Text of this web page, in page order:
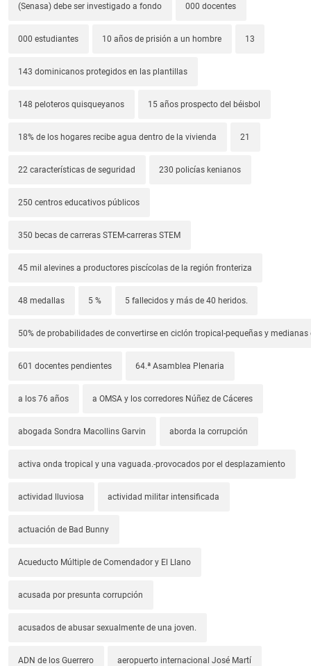
(Senasa) debe ser investigado a fondo 000 docentes
000 estudiantes 10 años de prisión a un hombre 13
143 dominicanos protegidos en las plantillas
148 peloteros quisqueyanos 15 años prospecto del béisbol
18% de los hogares recibe agua dentro de la vivienda 21
22 características de seguridad 230 policías kenianos
250 centros educativos públicos
350 becas de carreras STEM-carreras STEM
45 mil alevines a productores piscícolas de la región fronteriza
48 medallas 5 % 5 fallecidos y más de 40 heridos.
50% de probabilidades de convertirse en ciclón tropical-pequeñas y
601 docentes pendientes 64.ª Asamblea Plenaria
a los 76 años a OMSA y los corredores Núñez de Cáceres
abogada Sondra Macollins Garvin aborda la corrupción
activa onda tropical y una vaguada.-provocados por el desplazamiento
actividad lluviosa actividad militar intensificada
actuación de Bad Bunny
Acueducto Múltiple de Comendador y El Llano
acusada por presunta corrupción
acusados de abusar sexualmente de una joven.
ADN de los Guerrero aeropuerto internacional José Martí